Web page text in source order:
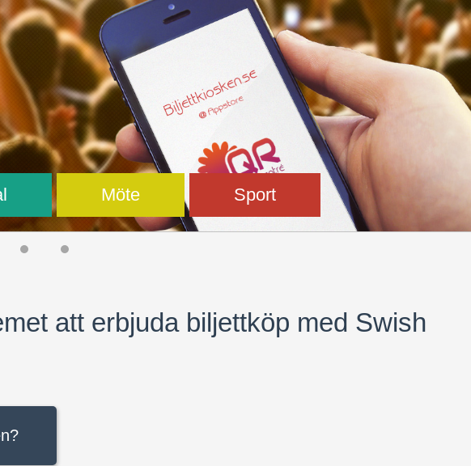
Möte Sport
att erbjuda biljettköp med Swish